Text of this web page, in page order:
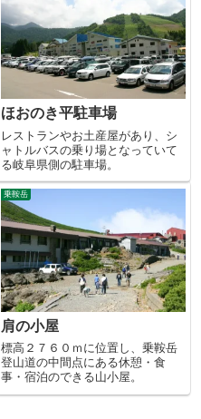
ほおのき平駐車場
レストランやお土産屋があり、シ
ャトルバスの乗り場となっていて
る岐阜県側の駐車場。
乗鞍岳
肩の小屋
標高２７６０ｍに位置し、乗鞍岳
登山道の中間点にある休憩・食
事・宿泊のできる山小屋。